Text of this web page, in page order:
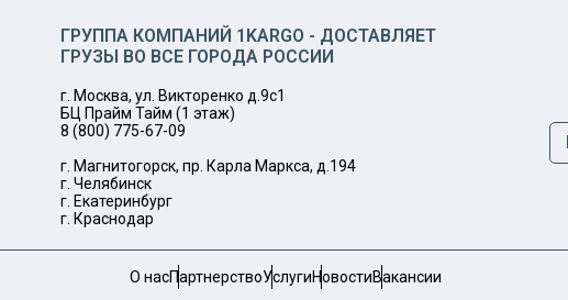
ГРУППА КОМПАНИЙ 1KARGO - ДОСТАВЛЯЕТ
ГРУЗЫ ВО ВСЕ ГОРОДА РОССИИ
г. Москва, ул. Викторенко д.9с1
БЦ Прайм Тайм (1 этаж)
8 (800) 775-67-09
г. Магнитогорск, пр. Карла Маркса, д.194
г. Челябинск
г. Екатеринбург
г. Краснодар
О насПартнерствоУслугиНовостиВакансии